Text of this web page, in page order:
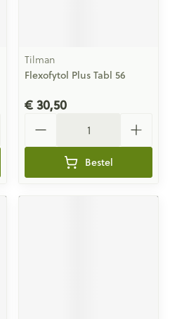
Tilman
Flexofytol Plus Tabl 56
€ 30,50
Bestel